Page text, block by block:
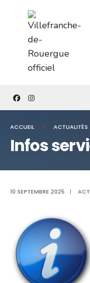
content
ACCUEIL ACTUALITÉS
Infos
10 SEPTEMBRE 2025 |
for: